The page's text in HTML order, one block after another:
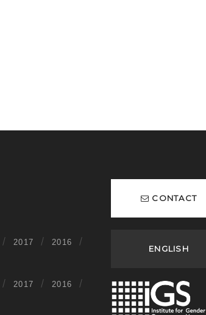
2017 2016
2017 2016
CONTACT
ENGLISH